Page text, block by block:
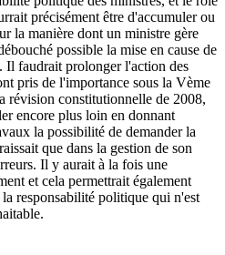
précisément être d'accumuler ou
la manière dont un ministre gère
possible la mise en cause de
Il faudrait prolonger l'action des
pris de l'importance sous la Vème
révision constitutionnelle de 2008,
encore plus loin en donnant
la possibilité de demander la
que dans la gestion de son
Il y aurait à la fois une
et cela permettrait également
responsabilité politique qui n'est